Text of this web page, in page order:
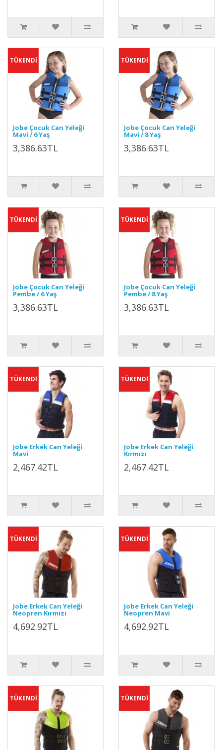
TÜKENDİ
Jobe Çocuk Can Yeleği
Mavi / 6 Yaş
3,386.63TL
TÜKENDİ
Jobe Çocuk Can Yeleği
Mavi / 8 Yaş
3,386.63TL
TÜKENDİ
Jobe Çocuk Can Yeleği
Pembe / 6 Yaş
3,386.63TL
TÜKENDİ
Jobe Çocuk Can Yeleği
Pembe / 8 Yaş
3,386.63TL
TÜKENDİ
Jobe Erkek Can Yeleği
Mavi
2,467.42TL
TÜKENDİ
Jobe Erkek Can Yeleği
Kırmızı
2,467.42TL
TÜKENDİ
Jobe Erkek Can Yeleği
Neopren Kırmızı
4,692.92TL
TÜKENDİ
Jobe Erkek Can Yeleği
Neopren Mavi
4,692.92TL
TÜKENDİ TÜKENDİ